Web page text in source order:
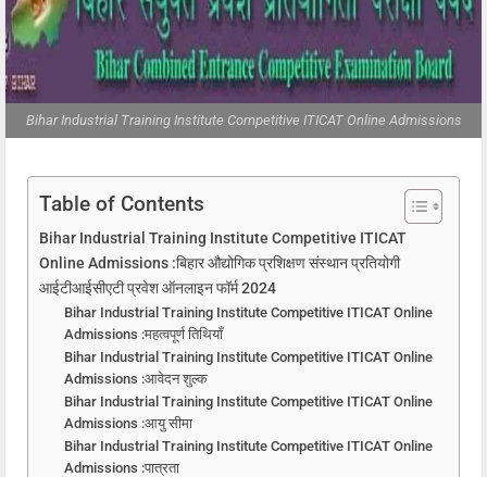
Bihar Industrial Training Institute Competitive ITICAT Online Admissions
Table of Contents
Bihar Industrial Training Institute Competitive ITICAT
Online Admissions :बिहार औद्योगिक प्रशिक्षण संस्थान प्रतियोगी
आईटीआईसीएटी प्रवेश ऑनलाइन फॉर्म 2024
Bihar Industrial Training Institute Competitive ITICAT Online
Admissions :महत्वपूर्ण तिथियाँ
Bihar Industrial Training Institute Competitive ITICAT Online
Admissions :आवेदन शुल्क
Bihar Industrial Training Institute Competitive ITICAT Online
Admissions :आयु सीमा
Bihar Industrial Training Institute Competitive ITICAT Online
Admissions :पात्रता